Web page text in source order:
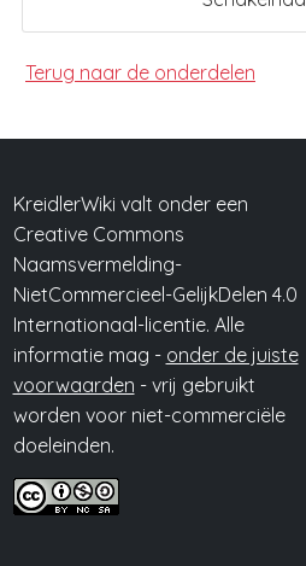
Terug naar de onderdelen
KreidlerWiki valt onder een
Creative Commons
Naamsvermelding-
NietCommercieel-GelijkDelen 4.0
Internationaal-licentie. Alle
informatie mag - onder de juiste
voorwaarden - vrij gebruikt
worden voor niet-commerciële
doeleinden.